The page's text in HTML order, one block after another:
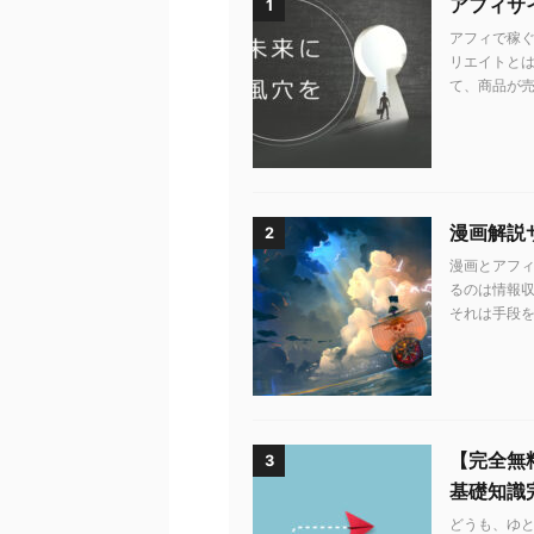
1 アフィサ
アフィで稼
リエイトと
て、商品が
2 漫画解説
漫画とアフ
るのは情報
それは手段
3
【完全
基礎知識
どうも、ゆ